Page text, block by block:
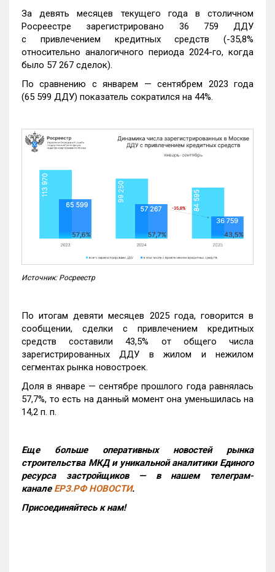
За девять месяцев текущего года в столичном
Росреестре зарегистрировано 36 759 ДДУ
с привлечением кредитных средств (-35,8%
относительно аналогичного периода 2024-го, когда
было 57 267 сделок).
По сравнению с январем — сентябрем 2023 года
(65 599 ДДУ) показатель сократился на 44%.
Источник: Росреестр
По итогам девяти месяцев 2025 года, говорится в
сообщении, сделки с привлечением кредитных
средств составили 43,5% от общего числа
зарегистрированных ДДУ в жилом и нежилом
сегментах рынка новостроек.
Доля в январе — сентябре прошлого года равнялась
57,7%, то есть на данный момент она уменьшилась на
14,2 п. п.
Еще больше оперативных новостей рынка
строительства МКД и уникальной аналитики Единого
ресурса застройщиков — в нашем телеграм-
канале ЕРЗ.РФ НОВОСТИ.
Присоединяйтесь к нам!